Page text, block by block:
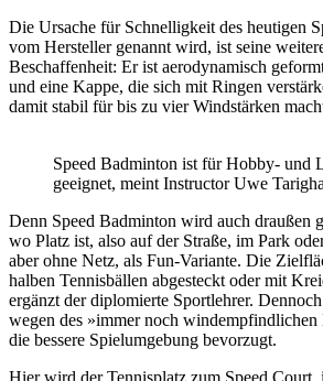
Die Ursache für Schnelligkeit des heutigen
vom Hersteller genannt wird, ist seine
Beschaffenheit: Er ist aerodynamisch
und eine Kappe, die sich mit Ringen
damit stabil für bis zu vier Windstärken
Speed Badminton ist für Hobby- und
geeignet, meint Instructor Uwe
Denn Speed Badminton wird auch draußen
wo Platz ist, also auf der Straße, im Park
aber ohne Netz, als Fun-Variante. Die
halben Tennisbällen abgesteckt oder mit
ergänzt der diplomierte Sportlehrer.
wegen des »immer noch
die bessere Spielumgebung bevorzugt.
Hier wird der Tennisplatz zum Speed